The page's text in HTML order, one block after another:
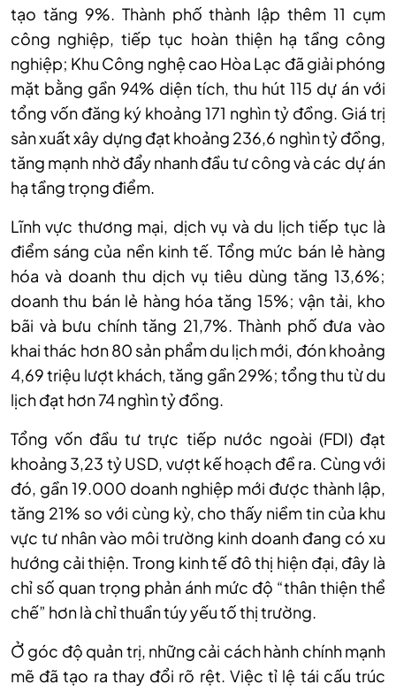
tạo tăng 9%. Thành phố thành lập thêm 11 cụm
công nghiệp, tiếp tục hoàn thiện hạ tầng công
nghiệp; Khu Công nghệ cao Hòa Lạc đã giải phóng
mặt bằng gần 94% diện tích, thu hút 115 dự án với
tổng vốn đăng ký khoảng 171 nghìn tỷ đồng. Giá trị
sản xuất xây dựng đạt khoảng 236,6 nghìn tỷ đồng,
tăng mạnh nhờ đẩy nhanh đầu tư công và các dự án
hạ tầng trọng điểm.
Lĩnh vực thương mại, dịch vụ và du lịch tiếp tục là
điểm sáng của nền kinh tế. Tổng mức bán lẻ hàng
hóa và doanh thu dịch vụ tiêu dùng tăng 13,6%;
doanh thu bán lẻ hàng hóa tăng 15%; vận tải, kho
bãi và bưu chính tăng 21,7%. Thành phố đưa vào
khai thác hơn 80 sản phẩm du lịch mới, đón khoảng
4,69 triệu lượt khách, tăng gần 29%; tổng thu từ du
lịch đạt hơn 74 nghìn tỷ đồng.
Tổng vốn đầu tư trực tiếp nước ngoài (FDI) đạt
khoảng 3,23 tỷ USD, vượt kế hoạch đề ra. Cùng với
đó, gần 19.000 doanh nghiệp mới được thành lập,
tăng 21% so với cùng kỳ, cho thấy niềm tin của khu
vực tư nhân vào môi trường kinh doanh đang có xu
hướng cải thiện. Trong kinh tế đô thị hiện đại, đây là
chỉ số quan trọng phản ánh mức độ “thân thiện thể
chế” hơn là chỉ thuần túy yếu tố thị trường.
Ở góc độ quản trị, những cải cách hành chính mạnh
mẽ đã tạo ra thay đổi rõ rệt. Việc tỉ lệ tái cấu trúc